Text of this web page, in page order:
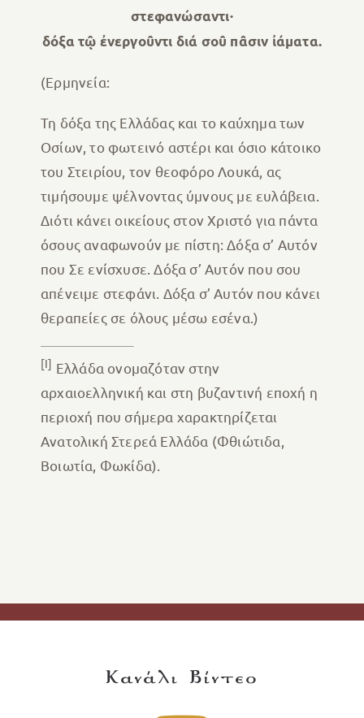
στεφανώσαντι·
δόξα τῷ ἐνεργοῦντι διά σοῦ πᾶσιν ἰάματα.
(Ερμηνεία:
Τη δόξα της Ελλάδας και το καύχημα των
Οσίων, το φωτεινό αστέρι και όσιο κάτοικο
του Στειρίου, τον θεοφόρο Λουκά, ας
τιμήσουμε ψέλνοντας ύμνους με ευλάβεια.
Διότι κάνει οικείους στον Χριστό για πάντα
όσους αναφωνούν με πίστη: Δόξα σ’ Αυτόν
που Σε ενίσχυσε. Δόξα σ’ Αυτόν που σου
απένειμε στεφάνι. Δόξα σ’ Αυτόν που κάνει
θεραπείες σε όλους μέσω εσένα.)
[I] Ελλάδα ονομαζόταν στην
αρχαιοελληνική και στη βυζαντινή εποχή η
περιοχή που σήμερα χαρακτηρίζεται
Ανατολική Στερεά Ελλάδα (Φθιώτιδα,
Βοιωτία, Φωκίδα).
Κανάλι Βίντεο